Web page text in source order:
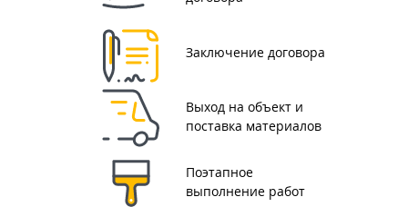
Заключение договора
Выход на объект и
поставка материалов
Поэтапное
выполнение работ